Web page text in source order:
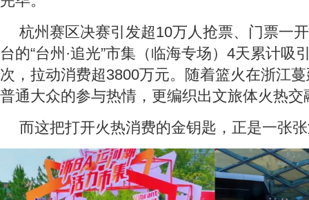
杭州赛区决赛引发超10万人抢票、门票一
台的“台州·追光”市集（临海专场）4天累计吸
次，拉动消费超3800万元。随着篮火在浙江
普通大众的参与热情，更编织出文旅体火热
而这把打开火热消费的金钥匙，正是一张